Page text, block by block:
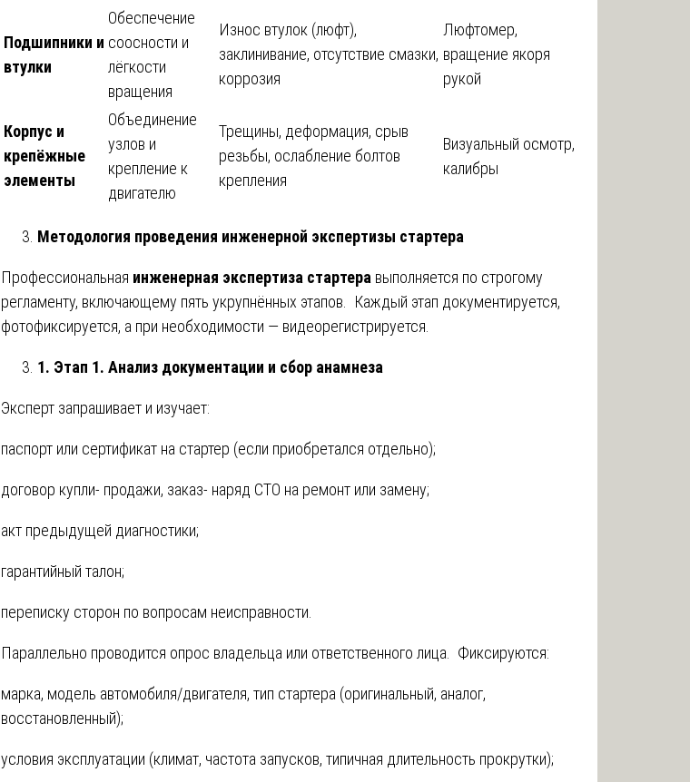
Подшипники и
втулки
Обеспечение
соосности и
лёгкости
вращения
Износ втулок (люфт),
заклинивание, отсутствие смазки,
коррозия
Люфтомер,
вращение якоря
рукой
Корпус и
крепёжные
элементы
Объединение
узлов и
крепление к
двигателю
Трещины, деформация, срыв
резьбы, ослабление болтов
крепления
Визуальный осмотр,
калибры
Методология проведения инженерной экспертизы стартера
Профессиональная инженерная экспертиза стартера выполняется по строгому
регламенту, включающему пять укрупнённых этапов. Каждый этап документируется,
фотофиксируется, а при необходимости — видеорегистрируется.
1. Этап 1. Анализ документации и сбор анамнеза
Эксперт запрашивает и изучает:
паспорт или сертификат на стартер (если приобретался отдельно);
договор купли- продажи, заказ- наряд СТО на ремонт или замену;
акт предыдущей диагностики;
гарантийный талон;
переписку сторон по вопросам неисправности.
Параллельно проводится опрос владельца или ответственного лица. Фиксируются:
марка, модель автомобиля/двигателя, тип стартера (оригинальный, аналог,
восстановленный);
условия эксплуатации (климат, частота запусков, типичная длительность прокрутки);